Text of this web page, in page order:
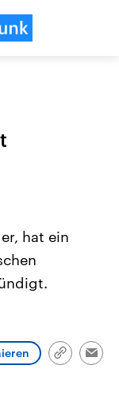
Beiträge,
Ländern
Einfluss auf
Weltgeschehen.
hat ein
Link